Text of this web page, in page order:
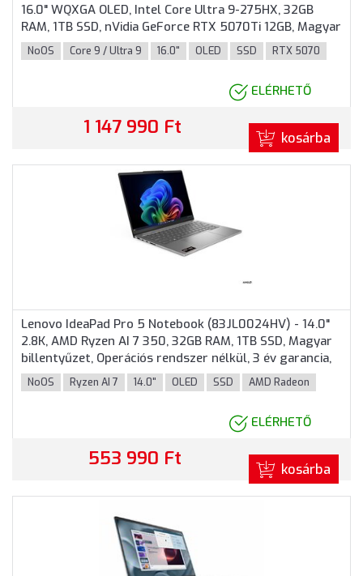
16.0" WQXGA OLED, Intel Core Ultra 9-275HX, 32GB
RAM, 1TB SSD, nVidia GeForce RTX 5070Ti 12GB, Magyar
billentyűzet, Operációs rendszer nélkül, 3 év garancia,
Fekete színben
NoOS Core 9 / Ultra 9 16.0" OLED SSD RTX 5070
ELÉRHETŐ
1 147 990 Ft kosárba
Lenovo IdeaPad Pro 5 Notebook (83JL0024HV) - 14.0"
2.8K, AMD Ryzen AI 7 350, 32GB RAM, 1TB SSD, Magyar
billentyűzet, Operációs rendszer nélkül, 3 év garancia,
Szürke színben
NoOS Ryzen AI 7 14.0" OLED SSD AMD Radeon
ELÉRHETŐ
553 990 Ft kosárba